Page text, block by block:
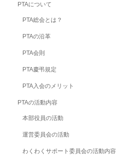
PTAについて
PTA総会とは？
PTAの沿革
PTA会則
PTA慶弔規定
PTA入会のメリット
PTAの活動内容
本部役員の活動
運営委員会の活動
わくわくサポート委員会の活動内容